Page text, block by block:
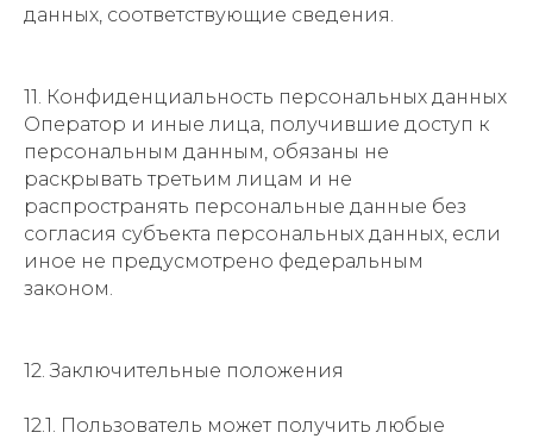
данных, соответствующие сведения.
11. Конфиденциальность персональных данных
Оператор и иные лица, получившие доступ к
персональным данным, обязаны не
раскрывать третьим лицам и не
распространять персональные данные без
согласия субъекта персональных данных, если
иное не предусмотрено федеральным
законом.
12. Заключительные положения
12.1. Пользователь может получить любые